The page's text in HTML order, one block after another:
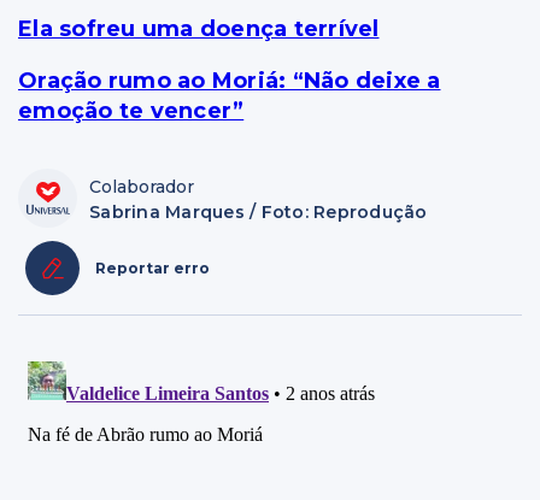
Ela sofreu uma doença terrível
Oração rumo ao Moriá: “Não deixe a
emoção te vencer”
Colaborador
Sabrina Marques / Foto: Reprodução
Reportar erro